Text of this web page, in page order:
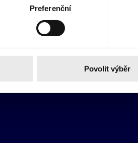
Preferenční
Povolit výběr